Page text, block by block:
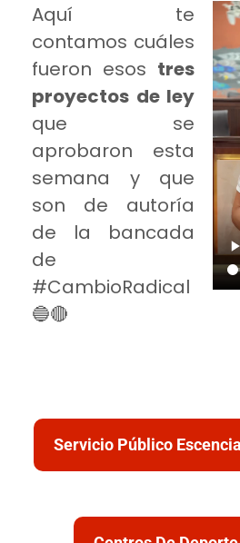
Aquí te
contamos cuáles
fueron esos tres
proyectos de ley
que se
aprobaron esta
semana y que
son de autoría
de la bancada
de
#CambioRadical
🔵🔴
Servicio Público